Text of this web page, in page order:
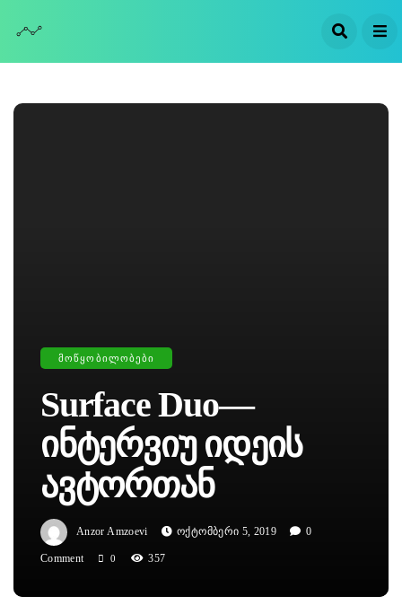
ᲛᲝᲬᲧᲝᲑᲘᲚᲝᲑᲔᲑᲘ
Surface Duo—
Ინტერვიუ Იდეის
Ავტორთან
Anzor Amzoevi Ოქტომბერი 5, 2019 0
Comment 0 357